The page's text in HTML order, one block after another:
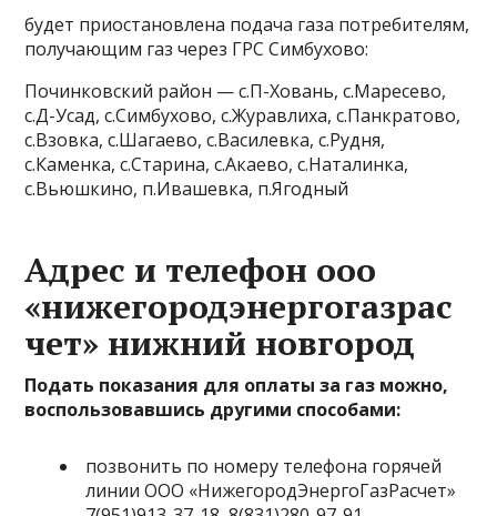
будет приостановлена подача газа потребителям,
получающим газ через ГРС Симбухово:
Починковский район — с.П-Ховань, с.Маресево,
с.Д-Усад, с.Симбухово, с.Журавлиха, с.Панкратово,
с.Взовка, с.Шагаево, с.Василевка, с.Рудня,
с.Каменка, с.Старина, с.Акаево, с.Наталинка,
с.Вьюшкино, п.Ивашевка, п.Ягодный
Адрес и телефон ооо
«нижегородэнергогазрас
чет» нижний новгород
Подать показания для оплаты за газ можно,
воспользовавшись другими способами:
позвонить по номеру телефона горячей
линии ООО «НижегородЭнергоГазРасчет»